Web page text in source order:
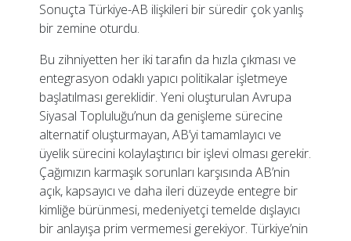
Sonuçta Türkiye-AB ilişkileri bir süredir çok yanlış
bir zemine oturdu.
Bu zihniyetten her iki tarafın da hızla çıkması ve
entegrasyon odaklı yapıcı politikalar işletmeye
başlatılması gereklidir. Yeni oluşturulan Avrupa
Siyasal Topluluğu’nun da genişleme sürecine
alternatif oluşturmayan, AB’yi tamamlayıcı ve
üyelik sürecini kolaylaştırıcı bir işlevi olması gerekir.
Çağımızın karmaşık sorunları karşısında AB’nin
açık, kapsayıcı ve daha ileri düzeyde entegre bir
kimliğe bürünmesi, medeniyetçi temelde dışlayıcı
bir anlayışa prim vermemesi gerekiyor. Türkiye’nin